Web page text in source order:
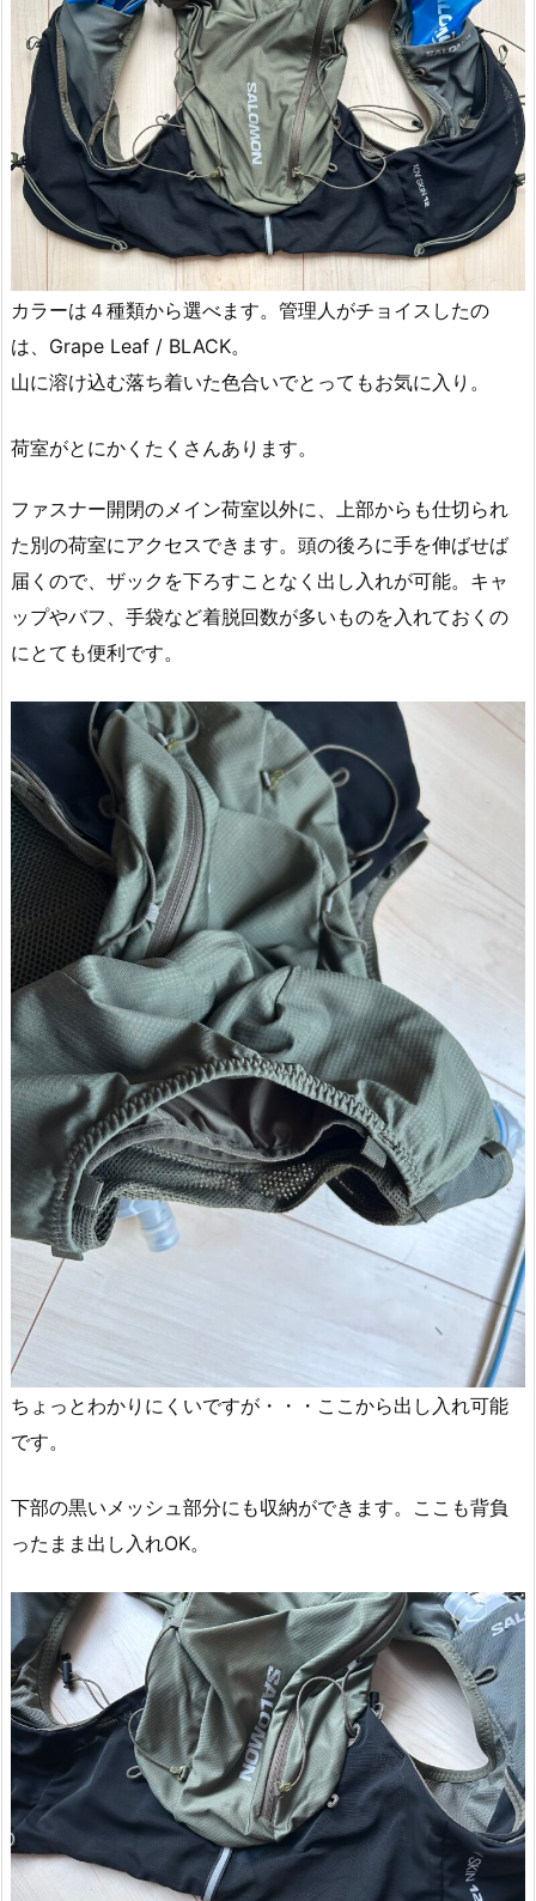
カラーは４種類から選べます。管理人がチョイスしたの
は、Grape Leaf / BLACK。
山に溶け込む落ち着いた色合いでとってもお気に入り。
荷室がとにかくたくさんあります。
ファスナー開閉のメイン荷室以外に、上部からも仕切られ
た別の荷室にアクセスできます。頭の後ろに手を伸ばせば
届くので、ザックを下ろすことなく出し入れが可能。キャ
ップやバフ、手袋など着脱回数が多いものを入れておくの
にとても便利です。
ちょっとわかりにくいですが・・・ここから出し入れ可能
です。
下部の黒いメッシュ部分にも収納ができます。ここも背負
ったまま出し入れOK。